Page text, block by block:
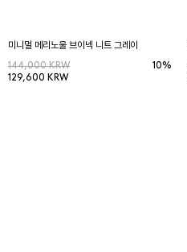
미니멀 메리노울 브이넥 니트 그레이
144,000 KRW
129,600 KRW
10%